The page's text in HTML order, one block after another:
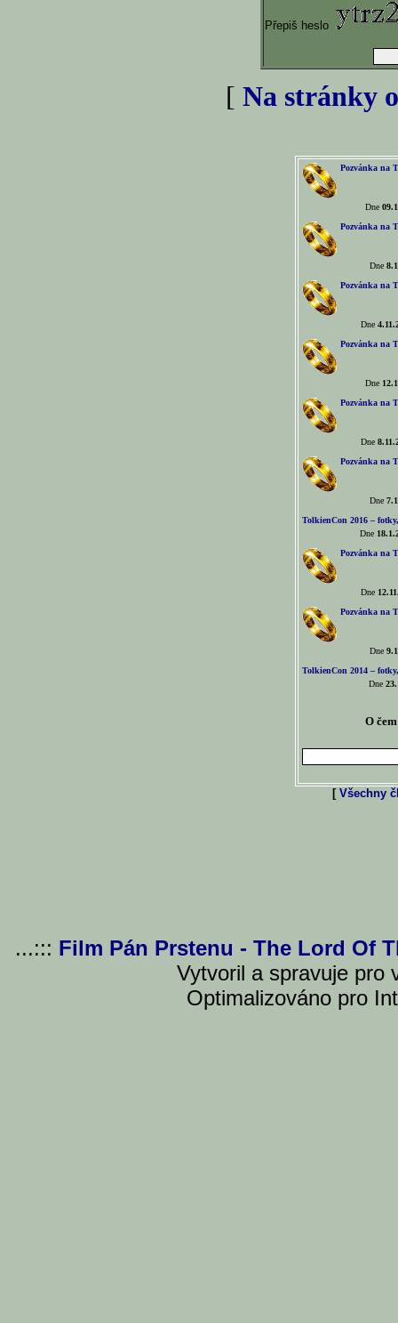
Přepiš heslo
[ Na stránky
Pozvánka na
Dne
Pozvánka na
Dne
Pozvánka na
Dne
Pozvánka na
Dne
Pozvánka na
Dne
Pozvánka na
Dne
TolkienCon 2016 –
Dne
Pozvánka na
Dne
Pozvánka na
Dne
TolkienCon 2014 –
Dne
O
[ Všechny
...::: Film Pán Prstenu - The Lord Of
Vytvoril a spravuje pro
Optimalizováno pro